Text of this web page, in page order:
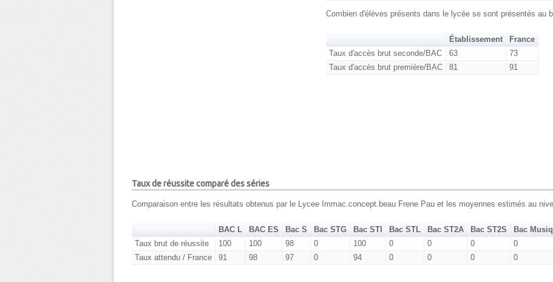
Combien d'élèves présents dans le lycée se sont présentés au
Établissement
France
Taux d'accès brut seconde/BAC
63
73
Taux d'accès brut première/BAC
81 91
Taux de réussite comparé des séries
Comparaison entre les résultats obtenus par le Lycee Immac.concept.beau Frene Pau et les moyennes estimés au
BAC L BAC ES Bac S Bac STG Bac STI Bac STL Bac ST2A Bac ST2S Bac
Taux brut de réussite
100 100 98 0 100 0 0 0 0
Taux attendu / France
91 98 97 0 94 0 0 0 0